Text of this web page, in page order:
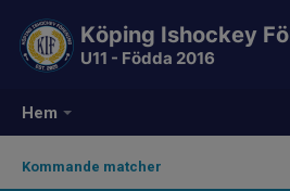
Hem
Köping Ishockey
U11 - Födda 2016
Kommande matcher